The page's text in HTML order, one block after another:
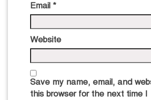
Email *
Website
Save my name, email, and
this browser for the next time I